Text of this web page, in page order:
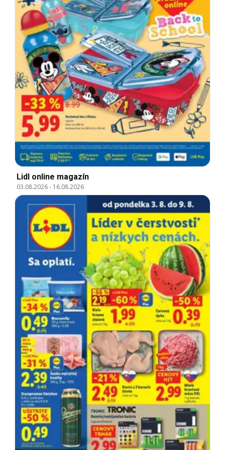
Lidl online magazín
03.08.2026- 16.08.2026